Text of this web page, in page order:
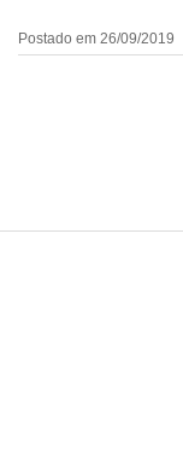
Postado em 26/09/2019